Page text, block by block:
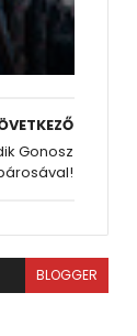
Gonosz
BLOGGER